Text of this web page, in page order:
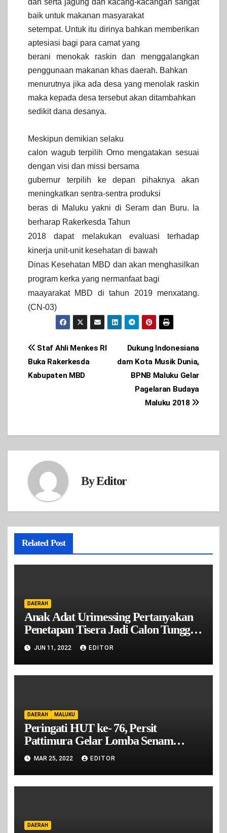
dan serta jagung dan kacang-kacangan sangat
baik untuk makanan masyarakat
setempat. Untuk itu dirinya bahkan memberikan
aptesiasi bagi para camat yang
berani menokak raskin dan menggalangkan
penggunaan makanan khas daerah. Bahkan
menurutnya jika ada desa yang menolak raskin
maka kepada desa tersebut akan ditambahkan
sedikit dana desanya.
Meskipun demikian selaku
calon wagub terpilih Orno mengatakan sesuai
dengan visi dan missi bersama
gubernur terpilih ke depan pihaknya akan
meningkatkan sentra-sentra produksi
beras di Maluku yakni di Seram dan Buru.
Ia
berharap Rakerkesda Tahun
2018 dapat melakukan evaluasi terhadap
kinerja unit-unit kesehatan di bawah
Dinas Kesehatan MBD dan akan menghasilkan
program kerka yang nermanfaat bagi
maayarakat MBD di tahun 2019 menxatang.
(CN-03)
Post
navigation
Dukung Indonesiana
dam Kota Musik Dunia,
BPNB Maluku Gelar
Pagelaran Budaya
Maluku 2018
Staf Ahli Menkes RI
Buka Rakerkesda
Kabupaten MBD
ByEditor
Related Post
DAERAH
Anak Adat Urimessing Pertanyakan
Penetapan Tisera Jadi Calon Tunggal
Raja Urimesing Oleh DPRD Kota
Ambon
JUN 11, 2022 EDITOR
DAERAH MALUKU
Peringati HUT ke- 76, Persit
Pattimura Gelar Lomba Senam
Kreasi
MAR 25, 2022 EDITOR
DAERAH